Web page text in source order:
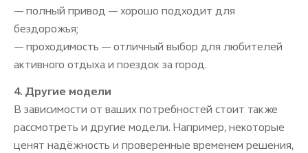
— полный привод — хорошо подходит для
бездорожья;
— проходимость — отличный выбор для любителей
активного отдыха и поездок за город.
4. Другие модели
В зависимости от ваших потребностей стоит также
рассмотреть и другие модели. Например, некоторые
ценят надёжность и проверенные временем решения,